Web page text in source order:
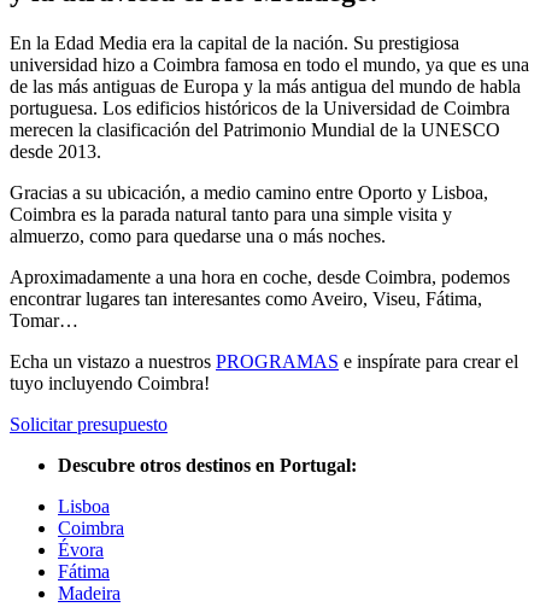
En la Edad Media era la capital de la nación. Su prestigiosa
universidad hizo a Coimbra famosa en todo el mundo, ya que es una
de las más antiguas de Europa y la más antigua del mundo de habla
portuguesa. Los edificios históricos de la Universidad de Coimbra
merecen la clasificación del Patrimonio Mundial de la UNESCO
desde 2013.
Gracias a su ubicación, a medio camino entre Oporto y Lisboa,
Coimbra es la parada natural tanto para una simple visita y
almuerzo, como para quedarse una o más noches.
Aproximadamente a una hora en coche, desde Coimbra, podemos
encontrar lugares tan interesantes como Aveiro, Viseu, Fátima,
Tomar…
Echa un vistazo a nuestros PROGRAMAS e inspírate para crear el
tuyo incluyendo Coimbra!
Solicitar presupuesto
Descubre otros destinos en Portugal:
Lisboa
Coimbra
Évora
Fátima
Madeira